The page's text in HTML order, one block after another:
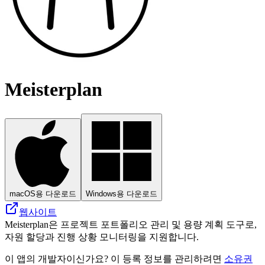
Meisterplan
macOS용 다운로드 Windows용 다운로드
웹사이트
Meisterplan은 프로젝트 포트폴리오 관리 및 용량 계획 도구로,
자원 할당과 진행 상황 모니터링을 지원합니다.
이 앱의 개발자이신가요? 이 등록 정보를 관리하려면 소유권